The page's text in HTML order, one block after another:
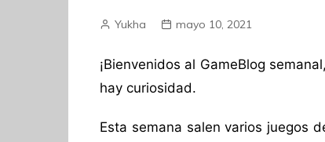
Yukha mayo 10, 2021
¡Bienvenidos al GameBlog
hay curiosidad.
Esta semana salen varios juegos